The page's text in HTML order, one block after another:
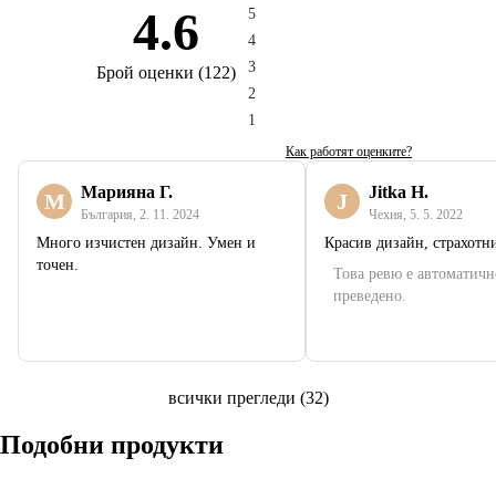
4.6
Брой оценки (122)
5
4
3
2
1
Как работят оценките?
М Марияна Г.
България 2. 11. 2024
Много изчистен дизайн. Умен и
точен.
J Jitka H.
Чехия 5. 5. 2022
Красив дизайн,
Това ревю е
преведено.
всички прегледи (32)
Подобни продукти